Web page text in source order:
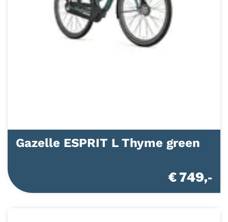
Gazelle ESPRIT L Thyme green
€ 749,-